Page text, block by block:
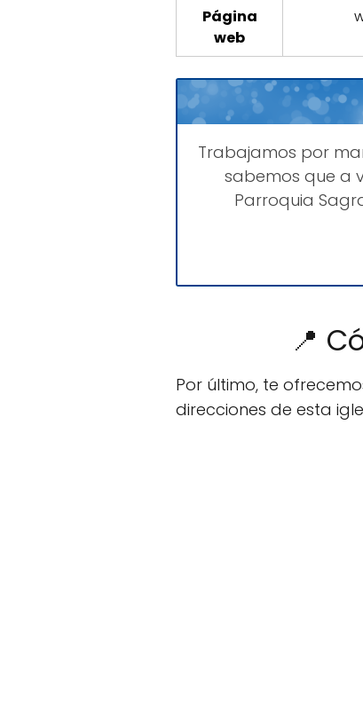
Página
web
Trabajamos por
sabemos que a
Parroquia
📍
Por último, te
direcciones de esta